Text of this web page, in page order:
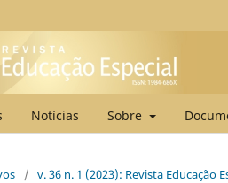
Notícias Sobre
/ v. 36 n. 1 (2023): Revista Educação